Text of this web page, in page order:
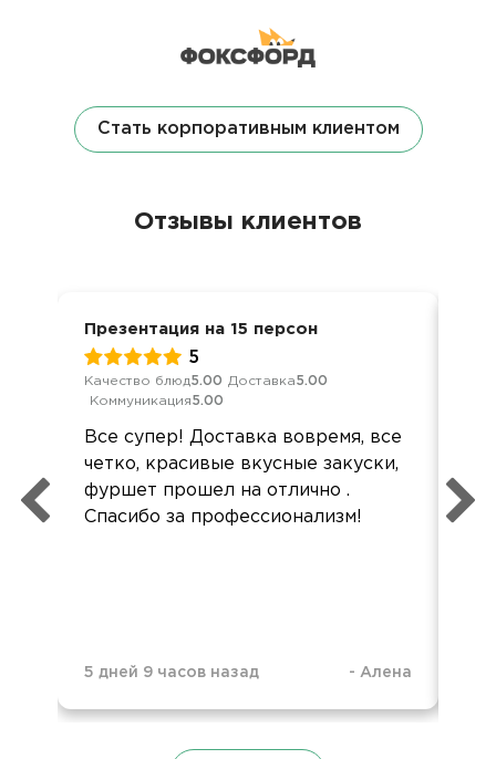
Стать корпоративным клиентом
Отзывы клиентов
Презентация на 15 персон
5
Качество блюд5.00 Доставка5.00
Коммуникация5.00
Все супер! Доставка вовремя, все
четко, красивые вкусные закуски,
фуршет прошел на отлично .
Спасибо за профессионализм!
5 дней 9 часов назад - Алена